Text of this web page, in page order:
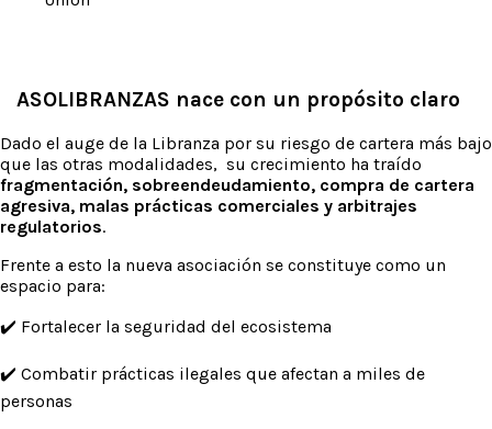
ASOLIBRANZAS nace con un propósito claro
Dado el auge de la Libranza por su riesgo de cartera más bajo
que las otras modalidades, su crecimiento ha traído
fragmentación, sobreendeudamiento, compra de cartera
agresiva, malas prácticas comerciales y arbitrajes
regulatorios.
Frente a esto la nueva asociación se constituye como un
espacio para:
✔️ Fortalecer la seguridad del ecosistema
✔️ Combatir prácticas ilegales que afectan a miles de
personas